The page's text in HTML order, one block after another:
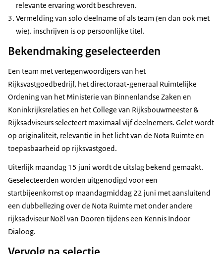
relevante ervaring wordt beschreven.
Vermelding van solo deelname of als team (en dan ook met
wie). inschrijven is op persoonlijke titel.
Bekendmaking geselecteerden
Een team met vertegenwoordigers van het
Rijksvastgoedbedrijf, het directoraat-generaal Ruimtelijke
Ordening van het Ministerie van Binnenlandse Zaken en
Koninkrijksrelaties en het College van Rijksbouwmeester &
Rijksadviseurs selecteert maximaal vijf deelnemers. Gelet wordt
op originaliteit, relevantie in het licht van de Nota Ruimte en
toepasbaarheid op rijksvastgoed.
Uiterlijk maandag 15 juni wordt de uitslag bekend gemaakt.
Geselecteerden worden uitgenodigd voor een
startbijeenkomst op maandagmiddag 22 juni met aansluitend
een dubbellezing over de Nota Ruimte met onder andere
rijksadviseur Noël van Dooren tijdens een Kennis Indoor
Dialoog.